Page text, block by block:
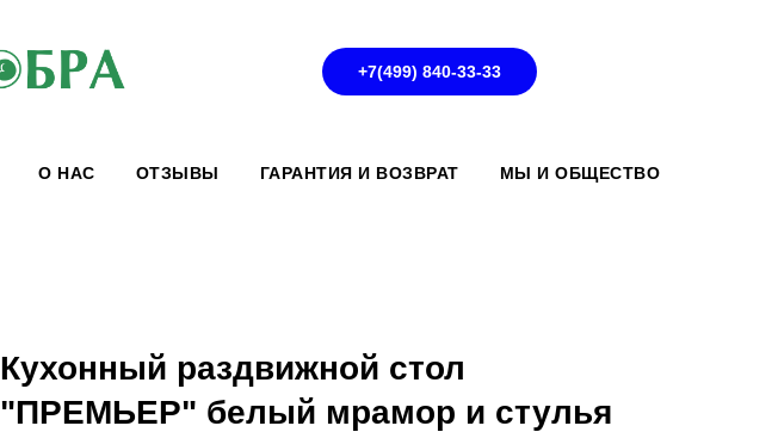
+7(499) 840-33-33
О НАС ОТЗЫВЫ ГАРАНТИЯ И ВОЗВРАТ МЫ И ОБЩЕСТВО
Кухонный раздвижной стол
"ПРЕМЬЕР" белый мрамор и стулья